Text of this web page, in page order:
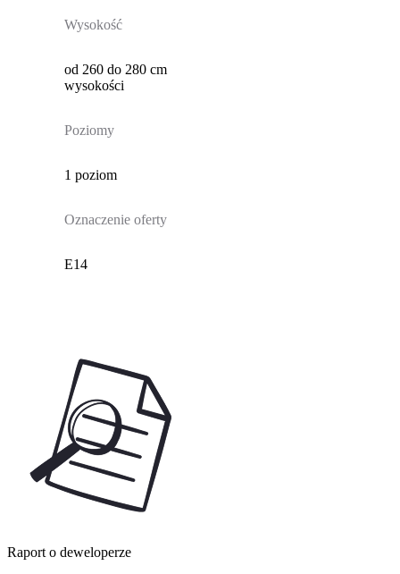
Wysokość
od 260 do 280 cm
wysokości
Poziomy
1 poziom
Oznaczenie oferty
E14
Raport o deweloperze